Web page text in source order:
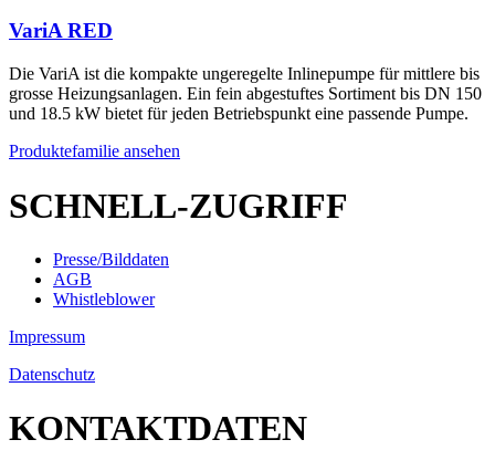
VariA RED
Die VariA ist die kompakte ungeregelte Inlinepumpe für mittlere bis
grosse Heizungsanlagen. Ein fein abgestuftes Sortiment bis DN 150
und 18.5 kW bietet für jeden Betriebspunkt eine passende Pumpe.
Produktefamilie ansehen
SCHNELL-ZUGRIFF
Presse/Bilddaten
AGB
Whistleblower
Impressum
Datenschutz
KONTAKTDATEN